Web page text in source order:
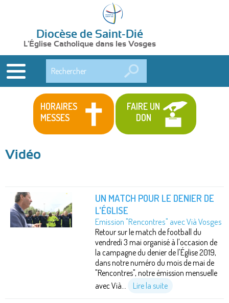
Diocèse de Saint-Dié
L'Église Catholique dans les Vosges
HORAIRES
MESSES
FAIRE UN
DON
Vidéo
UN MATCH POUR LE DENIER DE
L'ÉGLISE
Emission "Rencontres" avec Vià Vosges
Retour sur le match de football du
vendredi 3 mai organisé à l'occasion de
la campagne du denier de l'Église 2019,
dans notre numéro du mois de mai de
"Rencontres", notre émission mensuelle
avec Vià...
Lire la suite